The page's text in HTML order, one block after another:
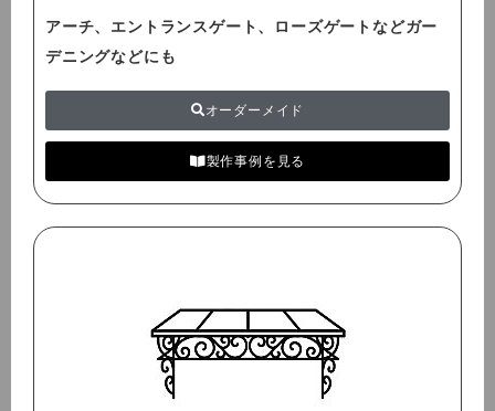
アーチ、エントランスゲート、ローズゲートなどガー
デニングなどにも
オーダーメイド
製作事例を見る